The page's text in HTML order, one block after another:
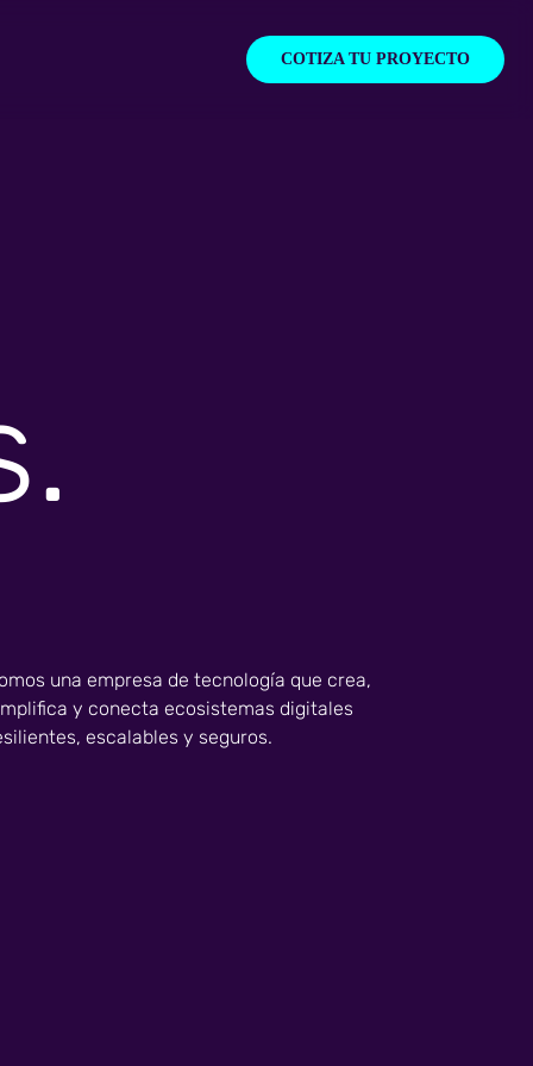
COTIZA TU PROYECTO
una empresa de tecnología que crea,
y conecta ecosistemas digitales
escalables y seguros.